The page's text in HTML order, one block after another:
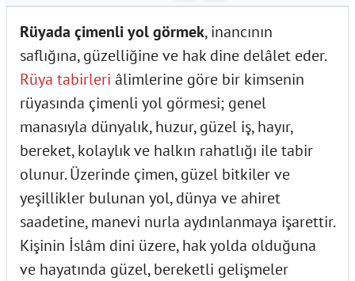
Rüyada çimenli yol görmek, inancının
saflığına, güzelliğine ve hak dine delâlet eder.
Rüya tabirleri âlimlerine göre bir kimsenin
rüyasında çimenli yol görmesi; genel
manasıyla dünyalık, huzur, güzel iş, hayır,
bereket, kolaylık ve halkın rahatlığı ile tabir
olunur. Üzerinde çimen, güzel bitkiler ve
yeşillikler bulunan yol, dünya ve ahiret
saadetine, manevi nurla aydınlanmaya işarettir.
Kişinin İslâm dini üzere, hak yolda olduğuna
ve hayatında güzel, bereketli gelişmeler